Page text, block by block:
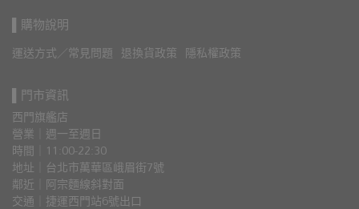
▌購物說明
運送方式／常見問題 退換貨政策 隱私權政策
▌門市資訊
西門旗艦店
營業｜週一至週日
時間｜11:00-22:30
地址｜台北市萬華區峨眉街7號
鄰近｜阿宗麵線斜對面
交通｜捷運西門站6號出口